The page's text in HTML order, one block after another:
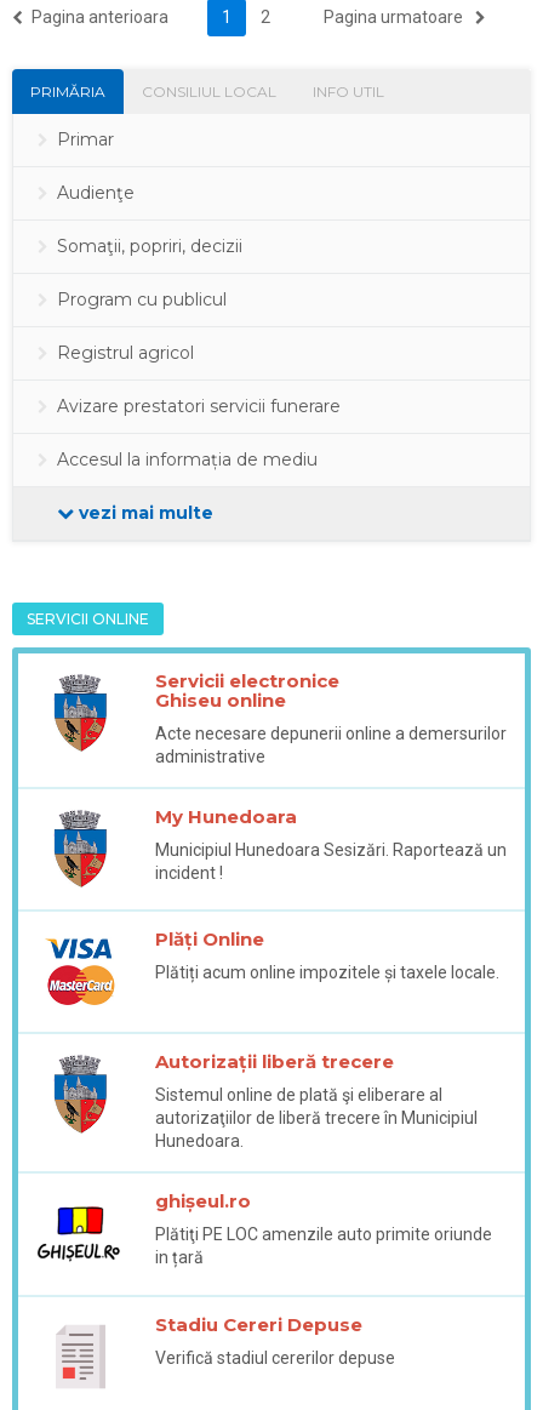
Pagina anterioara 1 (current)
2 Pagina urmatoare
PRIMĂRIA CONSILIUL LOCAL INFO UTIL
Primar
Audienţe
Somaţii, popriri, decizii
Program cu publicul
Registrul agricol
Avizare prestatori servicii funerare
Accesul la informația de mediu
vezi mai multe
SERVICII ONLINE
Servicii electronice
Ghiseu online
Acte necesare depunerii online a demersurilor
administrative
My Hunedoara
Municipiul Hunedoara Sesizări. Raportează un
incident !
Plăți Online
Plătiți acum online impozitele și taxele locale.
Autorizații liberă trecere
Sistemul online de plată şi eliberare al
autorizaţiilor de liberă trecere în Municipiul
Hunedoara.
ghișeul.ro
Plătiţi PE LOC amenzile auto primite oriunde
in țară
Stadiu Cereri Depuse
Verifică stadiul cererilor depuse